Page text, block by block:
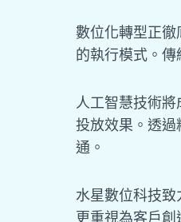
數位化轉型正
的執行模式。
人工智慧技術
投放效果。透
通。
水星數位科技
更重視為客戶